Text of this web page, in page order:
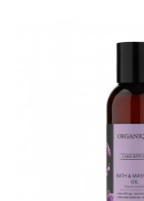
ZOBACZ